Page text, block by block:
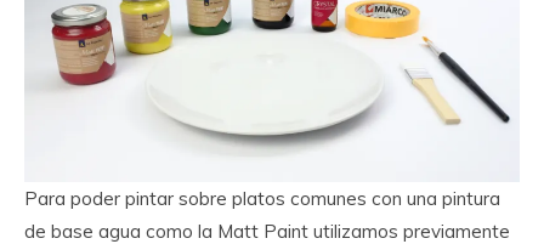
Para poder pintar sobre platos comunes con una pintura
de base agua como la Matt Paint utilizamos previamente